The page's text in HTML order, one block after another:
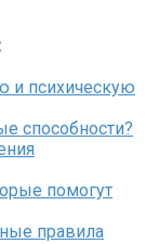
и психическую
способности?
помогут
правила